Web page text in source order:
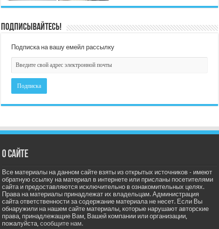
Подписывайтесь!
Подписка на вашу емейл рассылку
О сайте
Все материалы на данном сайте взяты из открытых источников - имеют
обратную ссылку на материал в интернете или присланы посетителями
сайта и предоставляются исключительно в ознакомительных целях.
Права на материалы принадлежат их владельцам. Администрация
сайта ответственности за содержание материала не несет. Если Вы
обнаружили на нашем сайте материалы, которые нарушают авторские
права, принадлежащие Вам, Вашей компании или организации,
пожалуйста,сообщите нам.